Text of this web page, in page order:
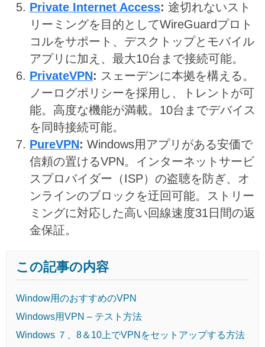
Private Internet Access: 途切れないスト
リーミングを目的としてWireGuardプロト
コルをサポート、デスクトップとモバイル
アプリに加え、最大10台まで接続可能。
PrivateVPN: スェーデンに本拠を構える。
ノーログポリシーを採用し、トレントが可
能。高度な機能が満載。10台までデバイス
を同時接続可能。
PureVPN: Windows用アプリがある安価で
信頼の置けるVPN。インターネットサービ
スプロバイダー（ISP）の盗聴を防ぎ、オ
ンラインのブロックを迂回可能。ストリー
ミングに対応した高い回線速度31日間の返
金保証。
この記事の内容
Window用のおすすめのVPN
Windows用VPN – テスト方法
Windows ７、8＆10上でVPNをセットアップする方法